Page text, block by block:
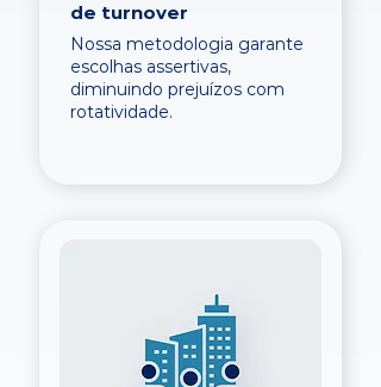
de turnover
Nossa metodologia garante
escolhas assertivas,
diminuindo prejuízos com
rotatividade.